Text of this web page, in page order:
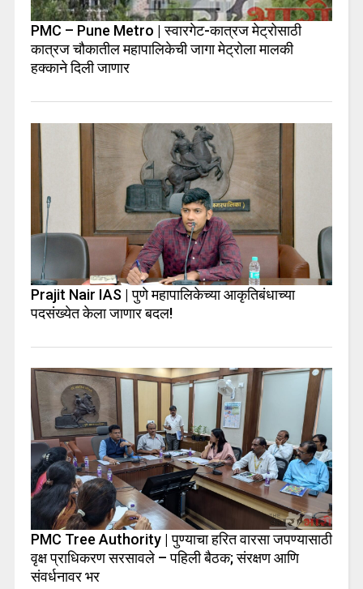
PMC – Pune Metro | स्वारगेट-कात्रज मेट्रोसाठी
कात्रज चौकातील महापालिकेची जागा मेट्रोला मालकी
हक्काने दिली जाणार
Prajit Nair IAS | पुणे महापालिकेच्या आकृतिबंधाच्या
पदसंख्येत केला जाणार बदल!
PMC Tree Authority | पुण्याचा हरित वारसा जपण्यासाठी
वृक्ष प्राधिकरण सरसावले – पहिली बैठक; संरक्षण आणि
संवर्धनावर भर